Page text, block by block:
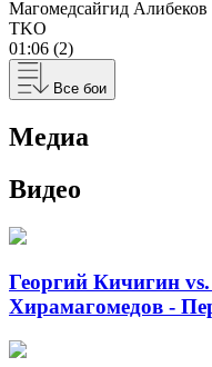
Магомедсайгид Алибеков
TKO
01:06 (2)
Все бои
Медиа
Видео
Георгий Кичигин
Хирамагомедов -